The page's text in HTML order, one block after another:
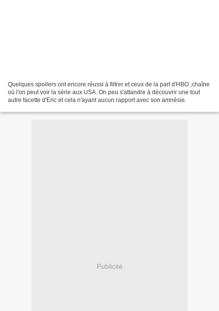
Quelques spoilers ont encore réussi à filtrer et ceux de la part d'HBO ,chaîne
où l'on peut voir la série aux USA. On peu s'attandre à découvrir une tout
autre facette d'Eric et cela n'ayant aucun rapport avec son amnésie.
Publicité